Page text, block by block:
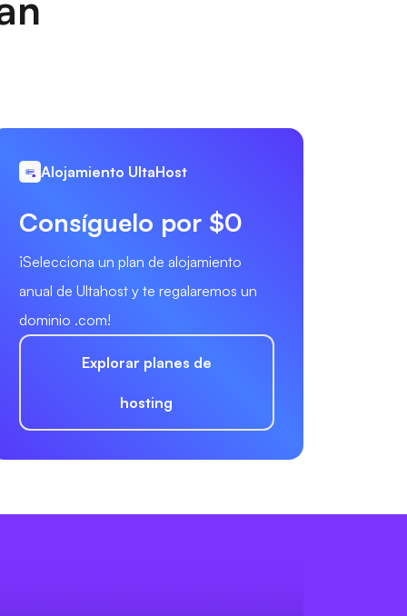
Alojamiento UltaHost
Consíguelo por $0
¡Selecciona un plan de alojamiento
anual de Ultahost y te regalaremos un
dominio .com!
Explorar planes de
hosting